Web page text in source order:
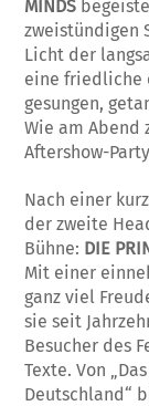
MINDS
zweistündigen
Licht der
eine friedliche
gesungen,
Wie am Abend
Aftershow-
Nach einer
der zweite
Bühne: DIE
Mit einer
ganz viel
sie seit
Besucher des
Texte. Von
Deutschland“